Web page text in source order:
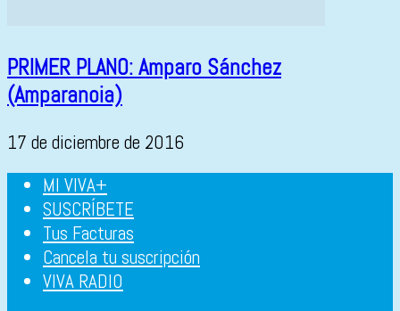
PRIMER PLANO: Amparo Sánchez
(Amparanoia)
17 de diciembre de 2016
MI VIVA+
SUSCRÍBETE
Tus Facturas
Cancela tu suscripción
VIVA RADIO